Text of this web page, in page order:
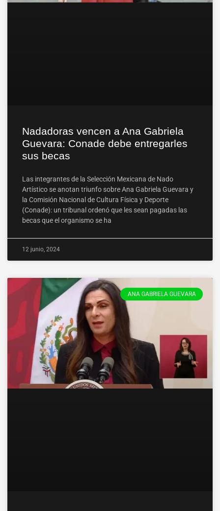
Nadadoras vencen a Ana Gabriela
Guevara: Conade debe entregarles
sus becas
Las integrantes de la Selección Mexicana de Nado
Artístico se anotan triunfo sobre Ana Gabriela Guevara y
la Comisión Nacional de Cultura Física y Deporte
(Conade): un tribunal ordenó que les sean pagadas las
becas que el organismo se ha
12 junio, 2024
ANA GABRIELA GUEVARA